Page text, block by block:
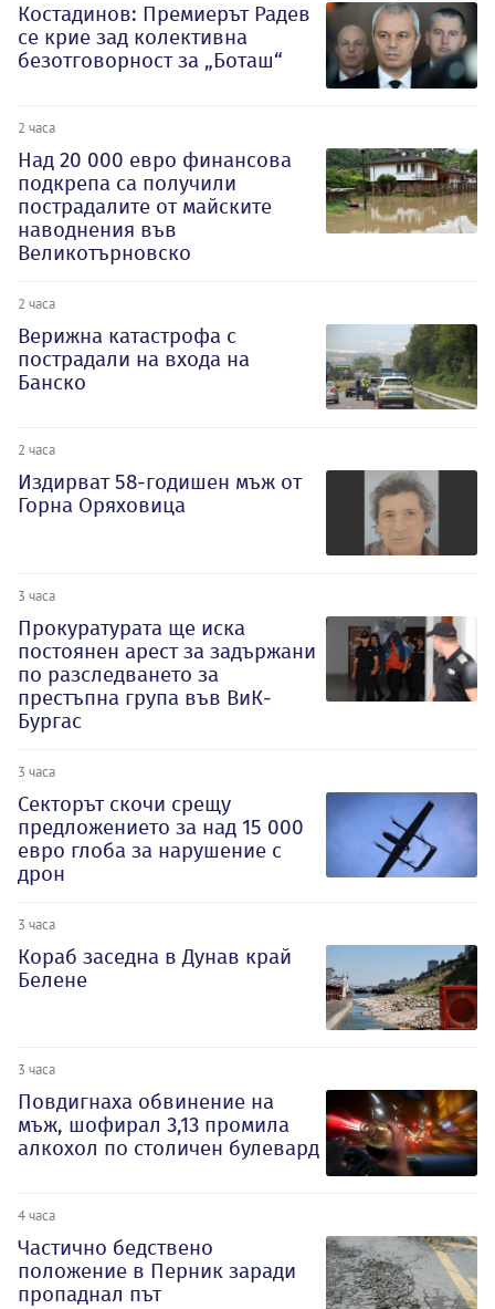
Костадинов: Премиерът Радев
се крие зад колективна
безотговорност за „Боташ“
2 часа
Над 20 000 евро финансова
подкрепа са получили
пострадалите от майските
наводнения във
Великотърновско
2 часа
Верижна катастрофа с
пострадали на входа на
Банско
2 часа
Издирват 58-годишен мъж от
Горна Оряховица
3 часа
Прокуратурата ще иска
постоянен арест за задържани
по разследването за
престъпна група във ВиК-
Бургас
3 часа
Секторът скочи срещу
предложението за над 15 000
евро глоба за нарушение с
дрон
3 часа
Кораб заседна в Дунав край
Белене
3 часа
Повдигнаха обвинение на
мъж, шофирал 3,13 промила
алкохол по столичен булевард
4 часа
Частично бедствено
положение в Перник заради
пропаднал път